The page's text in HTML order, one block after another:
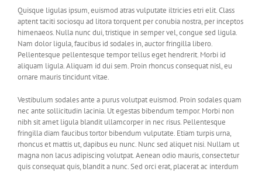
Quisque ligulas ipsum, euismod atras vulputate iltricies etri elit. Class
aptent taciti sociosqu ad litora torquent per conubia nostra, per inceptos
himenaeos. Nulla nunc dui, tristique in semper vel, congue sed ligula.
Nam dolor ligula, faucibus id sodales in, auctor fringilla libero.
Pellentesque pellentesque tempor tellus eget hendrerit. Morbi id
aliquam ligula. Aliquam id dui sem. Proin rhoncus consequat nisl, eu
ornare mauris tincidunt vitae.
Vestibulum sodales ante a purus volutpat euismod. Proin sodales quam
nec ante sollicitudin lacinia. Ut egestas bibendum tempor. Morbi non
nibh sit amet ligula blandit ullamcorper in nec risus. Pellentesque
fringilla diam faucibus tortor bibendum vulputate. Etiam turpis urna,
rhoncus et mattis ut, dapibus eu nunc. Nunc sed aliquet nisi. Nullam ut
magna non lacus adipiscing volutpat. Aenean odio mauris, consectetur
quis consequat quis, blandit a nunc. Sed orci erat, placerat ac interdum